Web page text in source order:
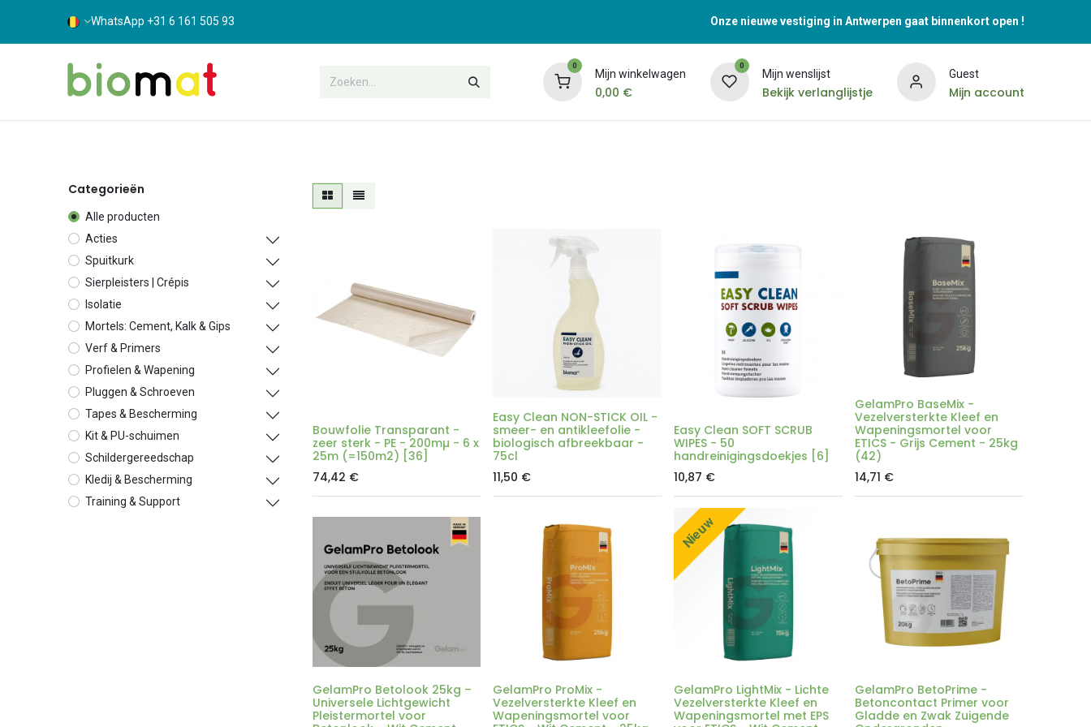
WhatsApp +31 6 161 505 93 Onze nieuwe vestiging in Antwerpen gaat binnenkort open !
0
Mijn winkelwagen
0,00 €
0
Mijn wenslijst
Bekijk verlanglijstje
Guest
Mijn account
Categorieën
Alle producten
Acties
Spuitkurk
Sierpleisters | Crépis
Isolatie
Mortels: Cement, Kalk & Gips
Verf & Primers
Profielen & Wapening
Pluggen & Schroeven
Tapes & Bescherming
Kit & PU-schuimen
Schildergereedschap
Kledij & Bescherming
Training & Support
Bouwfolie Transparant -
zeer sterk - PE - 200mµ - 6 x
25m (=150m2) [36]
74,42 €
Easy Clean NON-STICK OIL -
smeer- en antikleefolie -
biologisch afbreekbaar -
75cl
11,50 €
Easy Clean SOFT SCRUB
WIPES - 50
handreinigingsdoekjes [6]
10,87 €
GelamPro BaseMix -
Vezelversterkte Kleef en
Wapeningsmortel voor
ETICS - Grijs Cement - 25kg
(42)
14,71 €
GelamPro Betolook 25kg –
Universele Lichtgewicht
Pleistermortel voor
GelamPro ProMix -
Vezelversterkte Kleef en
Wapeningsmortel voor
Nieuw
GelamPro LightMix - Lichte
Vezelversterkte Kleef en
Wapeningsmortel met EPS
GelamPro BetoPrime -
Betoncontact Primer voor
Gladde en Zwak Zuigende